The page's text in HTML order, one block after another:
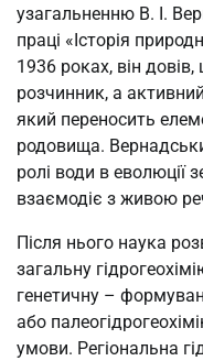
узагальненню В. І.
праці «Історія
1936 роках, він
розчинник, а
який переносить
родовища.
ролі води в еволюції
взаємодіє з живою
Після нього наука
загальну
генетичну –
або
умови. Регіональна